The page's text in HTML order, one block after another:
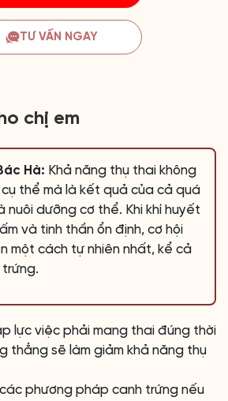
TƯ VẤN NGAY
chị em
Hà: Khả năng thụ thai không
thể mà là kết quả của cả quá
nuôi dưỡng cơ thể. Khi khí huyết
và tinh thần ổn định, cơ hội
một cách tự nhiên nhất, kể cả
lực việc phải mang thai đúng thời
thẳng sẽ làm giảm khả năng thụ
phương pháp canh trứng nếu